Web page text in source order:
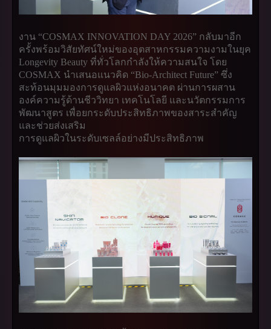
งาน “COSMAX INNOVATION DAY 2026” กลับมาอีก
ครั้งพร้อมวิสัยทัศน์ใหม่ของอุตสาหกรรมความงามในยุค
Longevity Beauty ที่ทั่วโลกกำลังให้ความสนใจ โดย
COSMAX นำเสนอแนวคิด “Bio-Architect Future” ซึ่ง
สะท้อนมุมมองการดูแลผิวแห่งอนาคต ผ่านการผสาน
องค์ความรู้ด้านชีววิทยา เทคโนโลยี และนวัตกรรมการ
พัฒนาสูตร เพื่อยกระดับประสิทธิภาพของสาระสำคัญ
และช่วยส่งเสริม
การดูแลผิวในระดับเซลล์อย่างมีประสิทธิภาพ